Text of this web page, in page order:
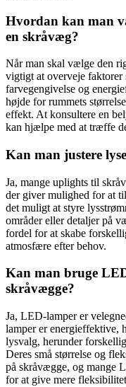
Hvordan kan man
en skråvæg?
Når man skal vælge den
vigtigt at overveje faktorer
farvegengivelse og
højde for rummets
effekt. At konsultere en
kan hjælpe med at træffe
Kan man justere
Ja, mange uplights til
der giver mulighed for at
det muligt at styre
områder eller detaljer på
fordel for at skabe
atmosfære efter behov.
Kan man bruge
skråvægge?
Ja, LED-lamper er
lamper er energieffektive,
lysvalg, herunder
Deres små størrelse og
på skråvægge, og mange
for at give mere